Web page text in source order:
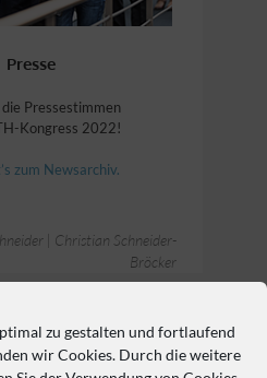
zu gestalten und fortlaufend
wir Cookies. Durch die weitere
Presse
die Pressestimmen
Kongress 2022!
zum Newsarchiv.
| Christian Schneider-
Bröcker